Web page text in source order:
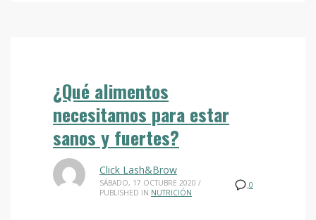
¿Qué alimentos
necesitamos para estar
sanos y fuertes?
0
Click Lash&Brow
SÁBADO, 17 OCTUBRE 2020 /
PUBLISHED IN NUTRICIÓN